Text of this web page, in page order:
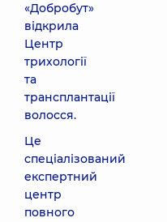
«Добробут»
відкрила
Центр
трихології
та
трансплантації
волосся.
Це
спеціалізований
експертний
центр
повного